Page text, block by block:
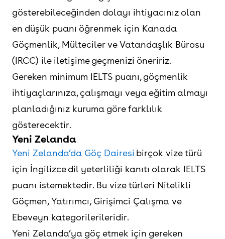
gösterebileceğinden dolayı ihtiyacınız olan
en düşük puanı öğrenmek için Kanada
Göçmenlik, Mülteciler ve Vatandaşlık Bürosu
(IRCC) ile iletişime geçmenizi öneririz.
Gereken minimum IELTS puanı, göçmenlik
ihtiyaçlarınıza, çalışmayı veya eğitim almayı
planladığınız kuruma göre farklılık
gösterecektir.
Yeni Zelanda
Yeni Zelanda’da Göç Dairesi birçok vize türü
için İngilizce dil yeterliliği kanıtı olarak IELTS
puanı istemektedir. Bu vize türleri Nitelikli
Göçmen, Yatırımcı, Girişimci Çalışma ve
Ebeveyn kategorilerileridir.
Yeni Zelanda’ya göç etmek için gereken